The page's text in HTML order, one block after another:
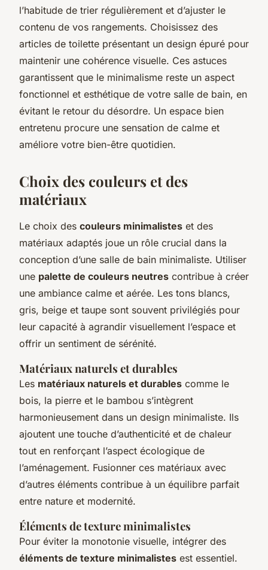
l’habitude de trier régulièrement et d’ajuster le
contenu de vos rangements. Choisissez des
articles de toilette présentant un design épuré pour
maintenir une cohérence visuelle. Ces astuces
garantissent que le minimalisme reste un aspect
fonctionnel et esthétique de votre salle de bain, en
évitant le retour du désordre. Un espace bien
entretenu procure une sensation de calme et
améliore votre bien-être quotidien.
Choix des couleurs et des
matériaux
Le choix des couleurs minimalistes et des
matériaux adaptés joue un rôle crucial dans la
conception d’une salle de bain minimaliste. Utiliser
une palette de couleurs neutres contribue à créer
une ambiance calme et aérée. Les tons blancs,
gris, beige et taupe sont souvent privilégiés pour
leur capacité à agrandir visuellement l’espace et
offrir un sentiment de sérénité.
Matériaux naturels et durables
Les matériaux naturels et durables comme le
bois, la pierre et le bambou s’intègrent
harmonieusement dans un design minimaliste. Ils
ajoutent une touche d’authenticité et de chaleur
tout en renforçant l’aspect écologique de
l’aménagement. Fusionner ces matériaux avec
d’autres éléments contribue à un équilibre parfait
entre nature et modernité.
Éléments de texture minimalistes
Pour éviter la monotonie visuelle, intégrer des
éléments de texture minimalistes est essentiel.